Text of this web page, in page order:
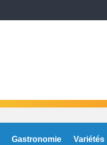
Gastronomie Variétés